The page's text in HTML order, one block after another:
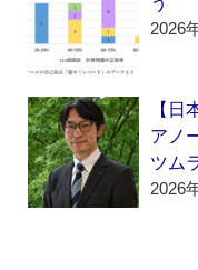
2026
【日
アノ
ツム
2026